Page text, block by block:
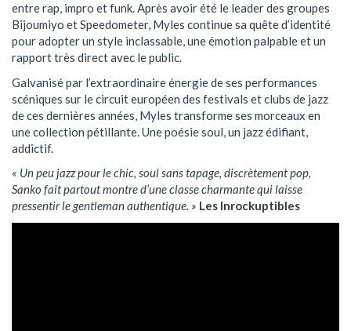
entre rap, impro et funk. Après avoir été le leader des groupes
Bijoumiyo et Speedometer, Myles continue sa quête d’identité
pour adopter un style inclassable, une émotion palpable et un
rapport très direct avec le public.
Galvanisé par l’extraordinaire énergie de ses performances
scéniques sur le circuit européen des festivals et clubs de jazz
de ces dernières années, Myles transforme ses morceaux en
une collection pétillante. Une poésie soul, un jazz édifiant,
addictif.
« Un peu jazz pour le chic, soul sans tapage, discrètement pop,
Sanko fait partout montre d’une classe charmante qui laisse
pressentir le gentleman authentique. » Les Inrockuptibles